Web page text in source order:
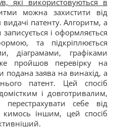
в, які використовуються в
можна захистити від
патенту. Алгоритм, а
і оформляється
та підкріплюється
діаграмами, графіками
пройшов перевірку на
подана заява на винахід, а
патент. Цей спосіб
і довготривалим,
себе від
іншим, цей спосіб